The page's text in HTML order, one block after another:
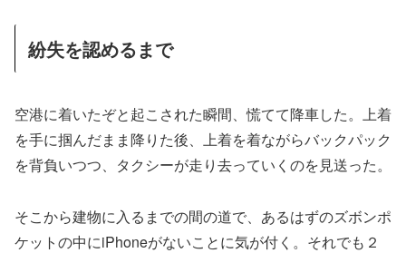
紛失を認めるまで
空港に着いたぞと起こされた瞬間、慌てて降車した。上着
を手に掴んだまま降りた後、上着を着ながらバックパック
を背負いつつ、タクシーが走り去っていくのを見送った。
そこから建物に入るまでの間の道で、あるはずのズボンポ
ケットの中にiPhoneがないことに気が付く。それでも２